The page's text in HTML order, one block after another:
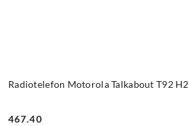
Radiotelefon Motorola Talkabout T92
467.40